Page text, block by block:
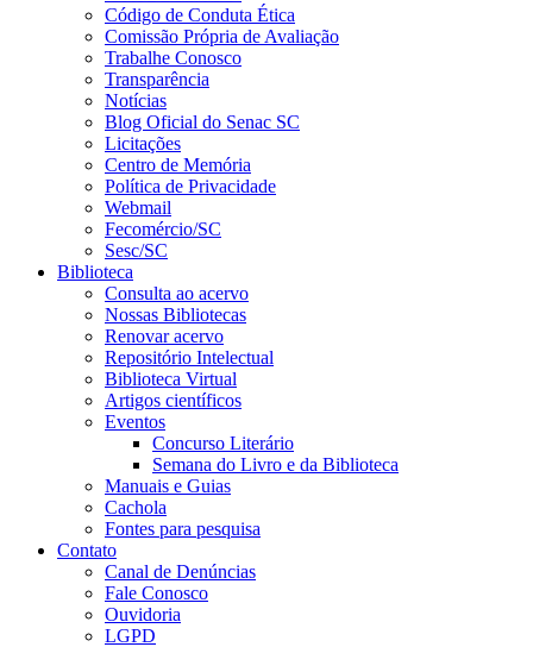
Código de Conduta Ética
Comissão Própria de Avaliação
Trabalhe Conosco
Transparência
Notícias
Blog Oficial do Senac SC
Licitações
Centro de Memória
Política de Privacidade
Webmail
Fecomércio/SC
Sesc/SC
Biblioteca
Consulta ao acervo
Nossas Bibliotecas
Renovar acervo
Repositório Intelectual
Biblioteca Virtual
Artigos científicos
Eventos
Concurso Literário
Semana do Livro e da Biblioteca
Manuais e Guias
Cachola
Fontes para pesquisa
Contato
Canal de Denúncias
Fale Conosco
Ouvidoria
LGPD